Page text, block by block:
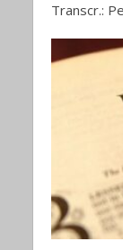
Transcr.: